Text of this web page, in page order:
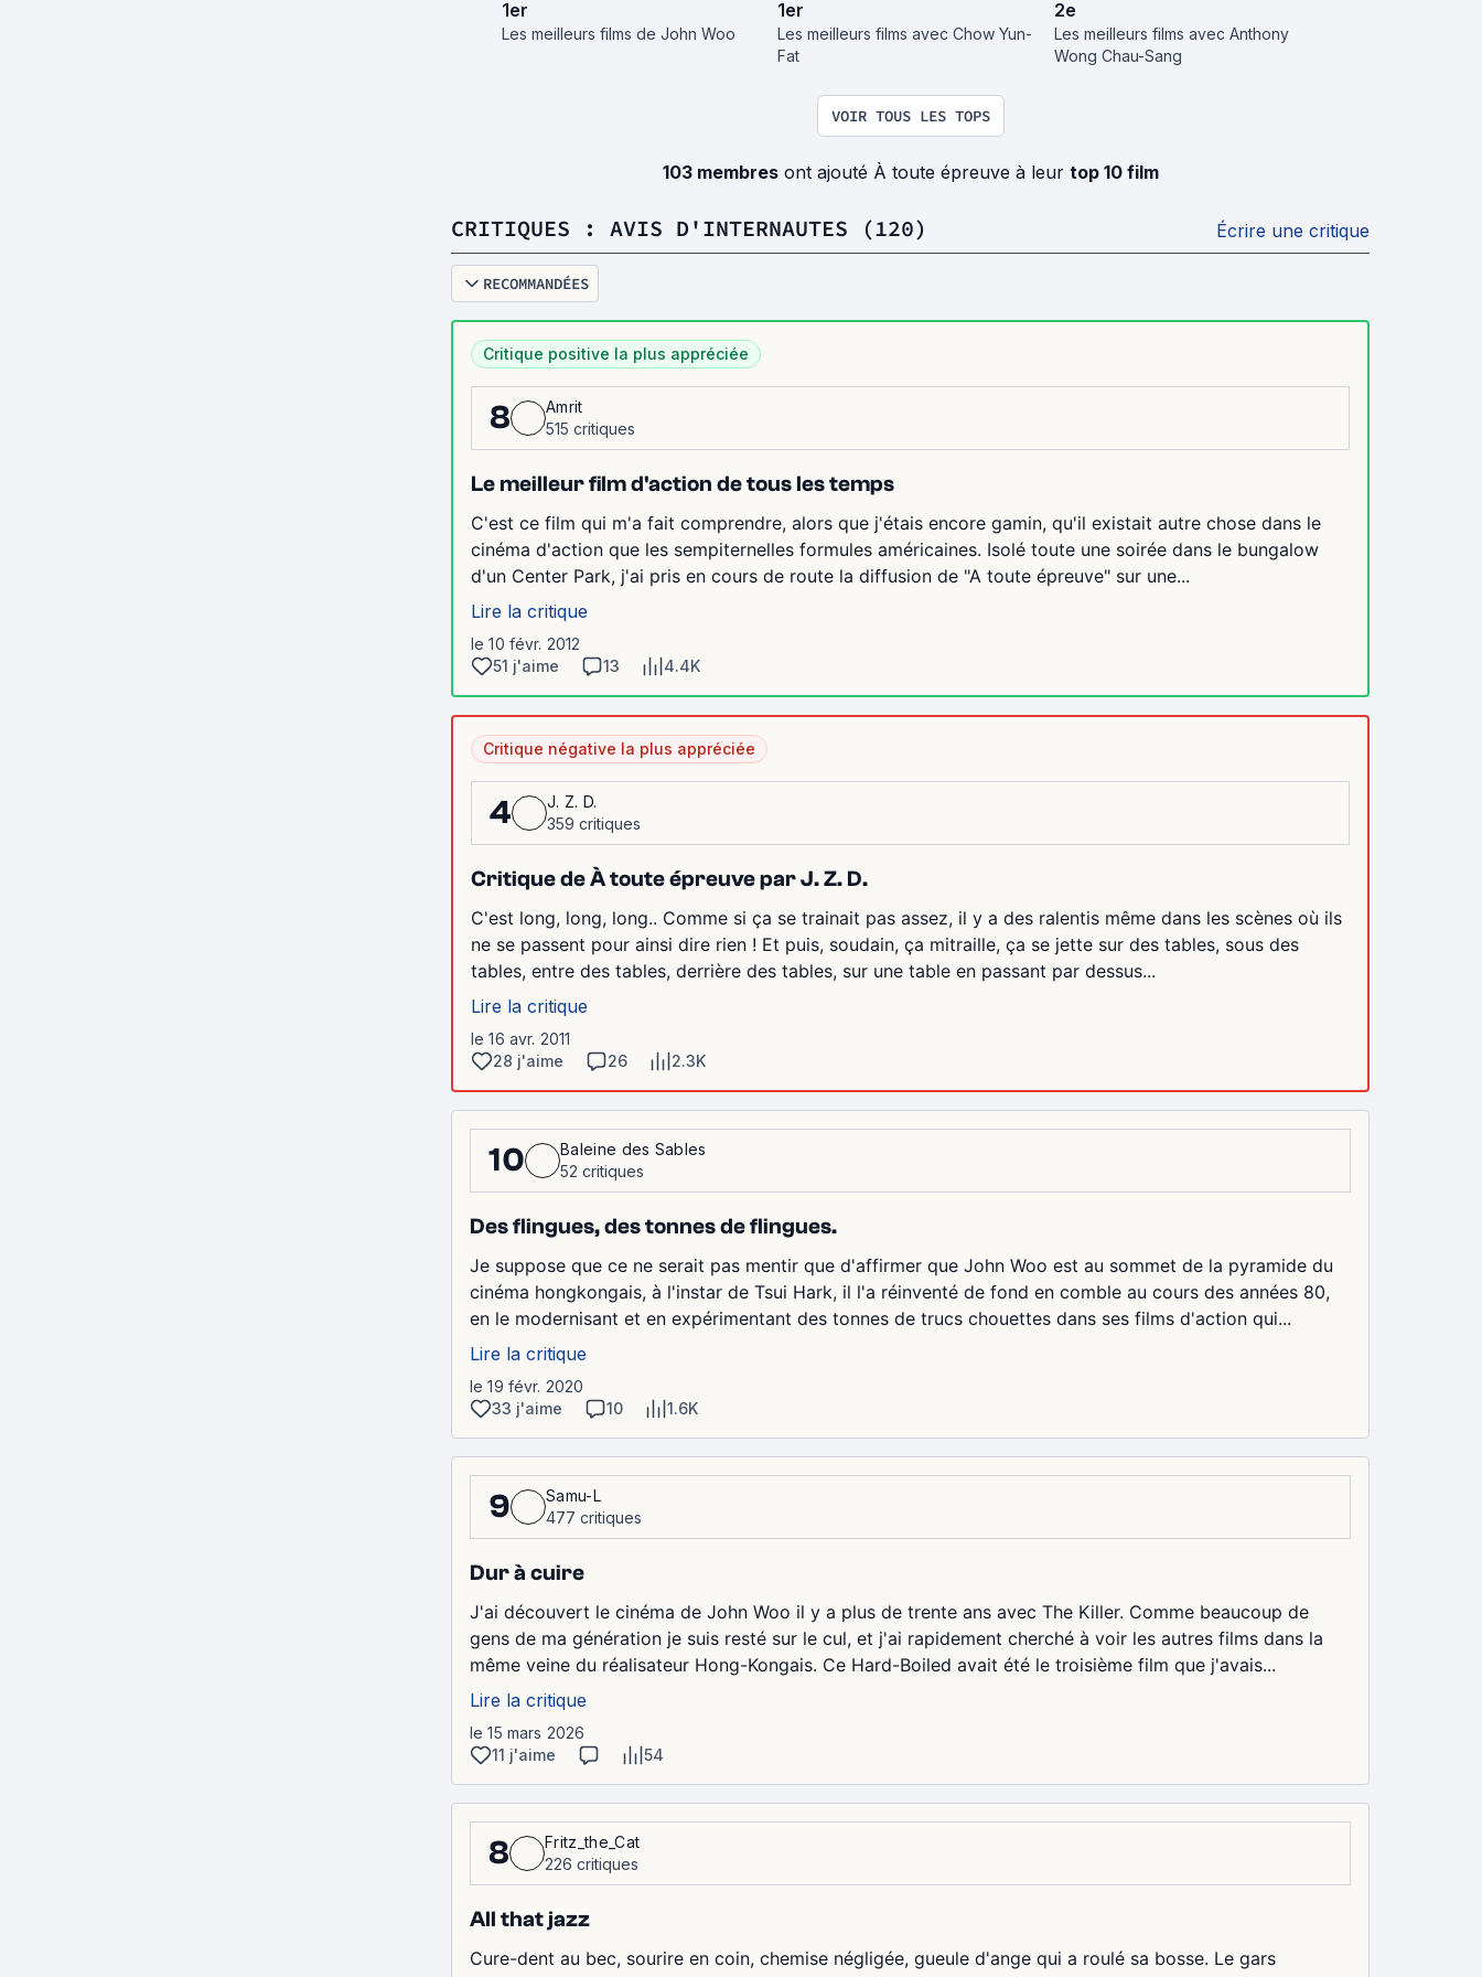
1er
Les meilleurs films de John Woo
1er
Les meilleurs films avec Chow Yun-
Fat
2e
Les meilleurs films avec Anthony
Wong Chau-Sang
VOIR TOUS LES TOPS
103 membresont ajouté À toute épreuve à leur top 10 film
CRITIQUES : AVIS D'INTERNAUTES (120) Écrire une critique
RECOMMANDÉES
Critique positive la plus appréciée
8
Amrit
515 critiques
Le meilleur film d'action de tous les temps
C'est ce film qui m'a fait comprendre, alors que j'étais encore gamin, qu'il existait autre chose dans le
cinéma d'action que les sempiternelles formules américaines. Isolé toute une soirée dans le bungalow
d'un Center Park, j'ai pris en cours de route la diffusion de "A toute épreuve" sur une...
Lire la critique
le 10 févr. 2012
51 j'aime
13 4.4K
Critique négative la plus appréciée
4
J. Z. D.
359 critiques
Critique de À toute épreuve par J. Z. D.
C'est long, long, long.. Comme si ça se trainait pas assez, il y a des ralentis même dans les scènes où ils
ne se passent pour ainsi dire rien ! Et puis, soudain, ça mitraille, ça se jette sur des tables, sous des
tables, entre des tables, derrière des tables, sur une table en passant par dessus...
Lire la critique
le 16 avr. 2011
28 j'aime
26 2.3K
10
Baleine des Sables
52 critiques
Des flingues, des tonnes de flingues.
Je suppose que ce ne serait pas mentir que d'affirmer que John Woo est au sommet de la pyramide du
cinéma hongkongais, à l'instar de Tsui Hark, il l'a réinventé de fond en comble au cours des années 80,
en le modernisant et en expérimentant des tonnes de trucs chouettes dans ses films d'action qui...
Lire la critique
le 19 févr. 2020
33 j'aime
10 1.6K
9
Samu-L
477 critiques
Dur à cuire
J'ai découvert le cinéma de John Woo il y a plus de trente ans avec The Killer. Comme beaucoup de
gens de ma génération je suis resté sur le cul, et j'ai rapidement cherché à voir les autres films dans la
même veine du réalisateur Hong-Kongais. Ce Hard-Boiled avait été le troisième film que j'avais...
Lire la critique
le 15 mars 2026
11 j'aime
54
8
Fritz_the_Cat
226 critiques
All that jazz
Cure-dent au bec, sourire en coin, chemise négligée, gueule d'ange qui a roulé sa bosse. Le gars